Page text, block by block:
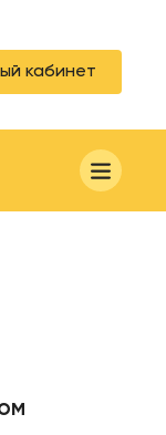
кабинет